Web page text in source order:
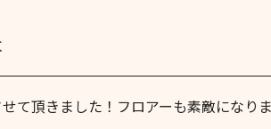
て頂きました！フロアーも素敵になり